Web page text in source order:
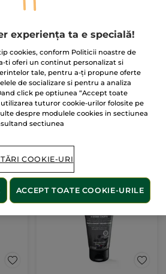
Spumă de ras
200 ml
(346)
239.50 Lei / 1l
47.90 Lei
-26%
experiența ta e specială!
cookies, conform Politicii noastre de
ti oferi un continut personalizat si
tale, pentru a-ți propune oferte
de socializare si pentru a analiza
click pe optiunea “Accept toate
utilizarea tuturor cookie-urilor folosite pe
despre modulele cookies in sectiunea
sectiunea
COOKIE-URI
ACCEPT TOATE COOKIE-URILE